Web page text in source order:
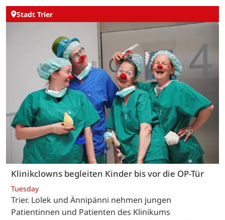
Stadt Trier
Klinikclowns begleiten Kinder bis vor die OP-Tür
Tuesday
Trier. Lolek und Ännipänni nehmen jungen
Patientinnen und Patienten des Klinikums